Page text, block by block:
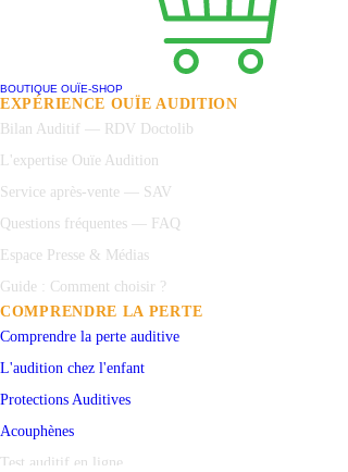
BOUTIQUE OUÏE-SHOP
EXPÉRIENCE OUÏE AUDITION
Bilan Auditif — RDV Doctolib
L'expertise Ouïe Audition
Service après-vente — SAV
Questions fréquentes — FAQ
Espace Presse & Médias
Guide : Comment choisir ?
COMPRENDRE LA PERTE
Comprendre la perte auditive
L'audition chez l'enfant
Protections Auditives
Acouphènes
Test auditif en ligne